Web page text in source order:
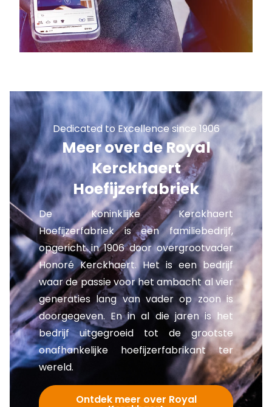
Dedicated to Excellence since 1906
Meer over de Royal
Kerckhaert
Hoefijzerfabriek
De Koninklijke Kerckhaert
Hoefijzerfabriek is een familiebedrijf,
opgericht in 1906 door overgrootvader
Honoré Kerckhaert. Het is een bedrijf
waar de passie voor het ambacht al vier
generaties lang van vader op zoon is
doorgegeven. En in al die jaren is het
bedrijf uitgegroeid tot de grootste
onafhankelijke hoefijzerfabrikant ter
wereld.
Ontdek meer over Royal